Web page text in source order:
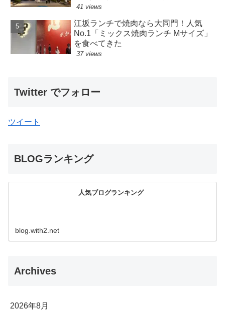
41 views
江坂ランチで焼肉なら大同門！人気
No.1「ミックス焼肉ランチ Mサイズ」
を食べてきた
37 views
Twitter でフォロー
ツイート
BLOGランキング
人気ブログランキング
blog.with2.net
Archives
2026年8月